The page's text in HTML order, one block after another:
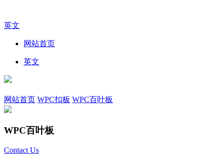
英文
网站首页
英文
网站首页 WPC扣板 WPC百叶板
WPC百叶板
Contact Us